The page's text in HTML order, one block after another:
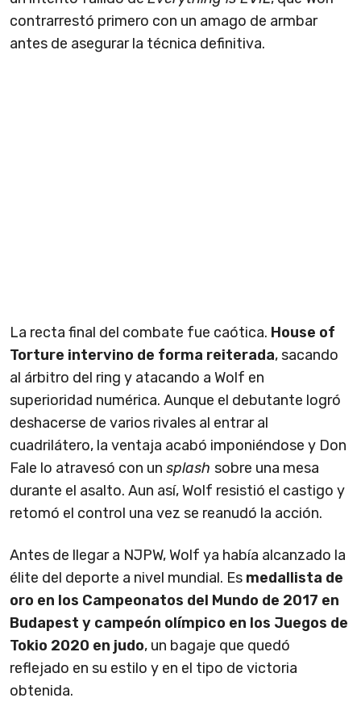
contrarrestó primero con un amago de armbar
antes de asegurar la técnica definitiva.
La recta final del combate fue caótica. House of
Torture intervino de forma reiterada, sacando
al árbitro del ring y atacando a Wolf en
superioridad numérica. Aunque el debutante logró
deshacerse de varios rivales al entrar al
cuadrilátero, la ventaja acabó imponiéndose y Don
Fale lo atravesó con un splash sobre una mesa
durante el asalto. Aun así, Wolf resistió el castigo y
retomó el control una vez se reanudó la acción.
Antes de llegar a NJPW, Wolf ya había alcanzado la
élite del deporte a nivel mundial. Es medallista de
oro en los Campeonatos del Mundo de 2017 en
Budapest y campeón olímpico en los Juegos de
Tokio 2020 en judo, un bagaje que quedó
reflejado en su estilo y en el tipo de victoria
obtenida.